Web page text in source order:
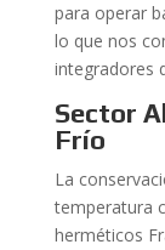
para operar
lo que nos
integradores
Sector
Frío
La
temperatura
herméticos